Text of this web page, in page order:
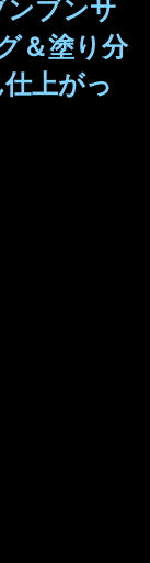
ブンサ
＆塗り分
上がっ